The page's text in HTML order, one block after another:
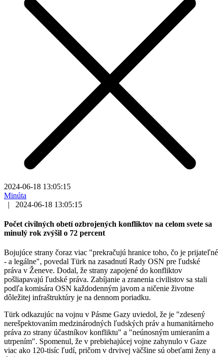
2024-06-18 13:05:15
Minúta
|
2024-06-18 13:05:15
Počet civilných obetí ozbrojených konfliktov na celom svete sa
minulý rok zvýšil o 72 percent
Bojujúce strany čoraz viac "prekračujú hranice toho, čo je prijateľné
- a legálne", povedal Türk na zasadnutí Rady OSN pre ľudské
práva v Ženeve. Dodal, že strany zapojené do konfliktov
pošliapavajú ľudské práva. Zabíjanie a zranenia civilistov sa stali
podľa komisára OSN každodenným javom a ničenie životne
dôležitej infraštruktúry je na dennom poriadku.
Türk odkazujúc na vojnu v Pásme Gazy uviedol, že je "zdesený
nerešpektovaním medzinárodných ľudských práv a humanitárneho
práva zo strany účastníkov konfliktu" a "neúnosným umieraním a
utrpením". Spomenul, že v prebiehajúcej vojne zahynulo v Gaze
viac ako 120-tisíc ľudí, pričom v drvivej väčšine sú obeťami ženy a